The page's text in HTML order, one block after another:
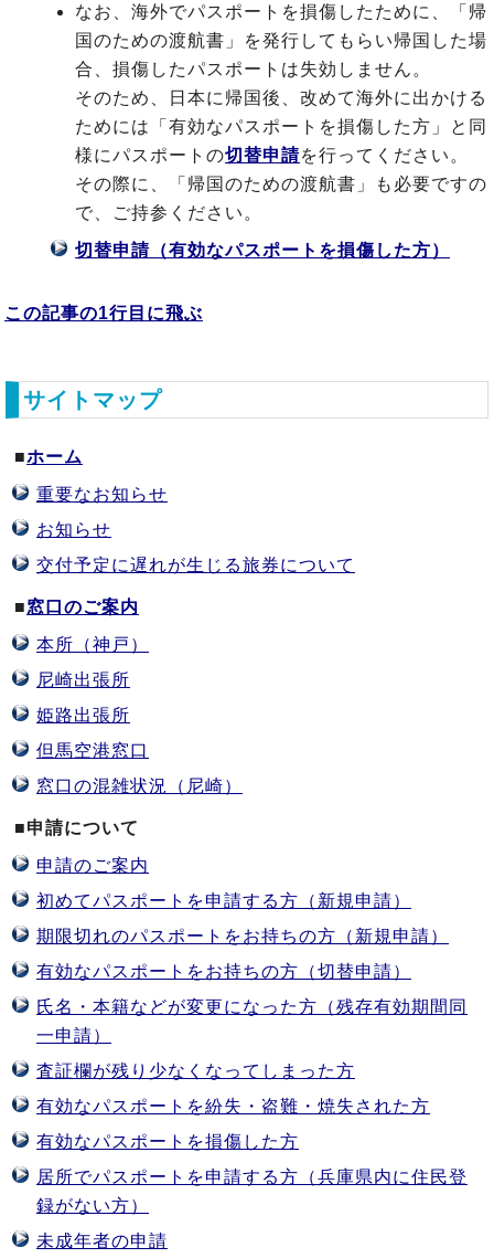
なお、海外でパスポートを損傷したために、「帰
国のための渡航書」を発行してもらい帰国した場
合、損傷したパスポートは失効しません。
そのため、日本に帰国後、改めて海外に出かける
ためには「有効なパスポートを損傷した方」と同
様にパスポートの切替申請を行ってください。
その際に、「帰国のための渡航書」も必要ですの
で、ご持参ください。
切替申請（有効なパスポートを損傷した方）
この記事の1行目に飛ぶ
サイトマップ
■ホーム
重要なお知らせ
お知らせ
交付予定に遅れが生じる旅券について
■窓口のご案内
本所（神戸）
尼崎出張所
姫路出張所
但馬空港窓口
窓口の混雑状況（尼崎）
■申請について
申請のご案内
初めてパスポートを申請する方（新規申請）
期限切れのパスポートをお持ちの方（新規申請）
有効なパスポートをお持ちの方（切替申請）
氏名・本籍などが変更になった方（残存有効期間同
一申請）
査証欄が残り少なくなってしまった方
有効なパスポートを紛失・盗難・焼失された方
有効なパスポートを損傷した方
居所でパスポートを申請する方（兵庫県内に住民登
録がない方）
未成年者の申請